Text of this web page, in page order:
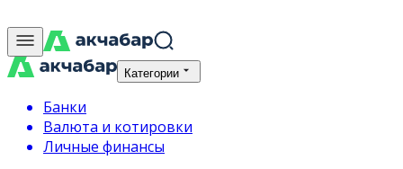
Категории
Банки
Валюта и котировки
Личные финансы